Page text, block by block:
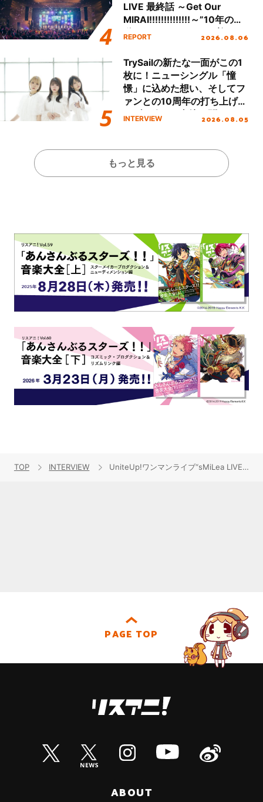
LIVE 最終話 ～Get Our
MIRAI!!!!!!!!!!!!!!～”10年の活
動を経てファイナルを迎える
REPORT 2026.08.06
TrySailの新たな一面がこの1
枚に！ニューシングル「憧
憬」に込めた想い、そしてフ
ァンとの10周年の打ち上げラ
イブを終えた心境を聞いた。
INTERVIEW 2026.08.05
もっと見る
TOP INTERVIEW UniteUp!ワンマンライブ“sMiLea LIVE -Fly into the Uni:Birth-”開催記念 ナナロクパシフィコがんばらないと！［第6回］坂田隆一郎（LEGIT）のQ&A！
PAGE TOP
ABOUT